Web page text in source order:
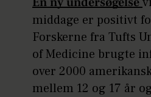
middage er positivt
Forskerne fra Tufts
of Medicine brugte
over 2000
mellem 12 og 17 år